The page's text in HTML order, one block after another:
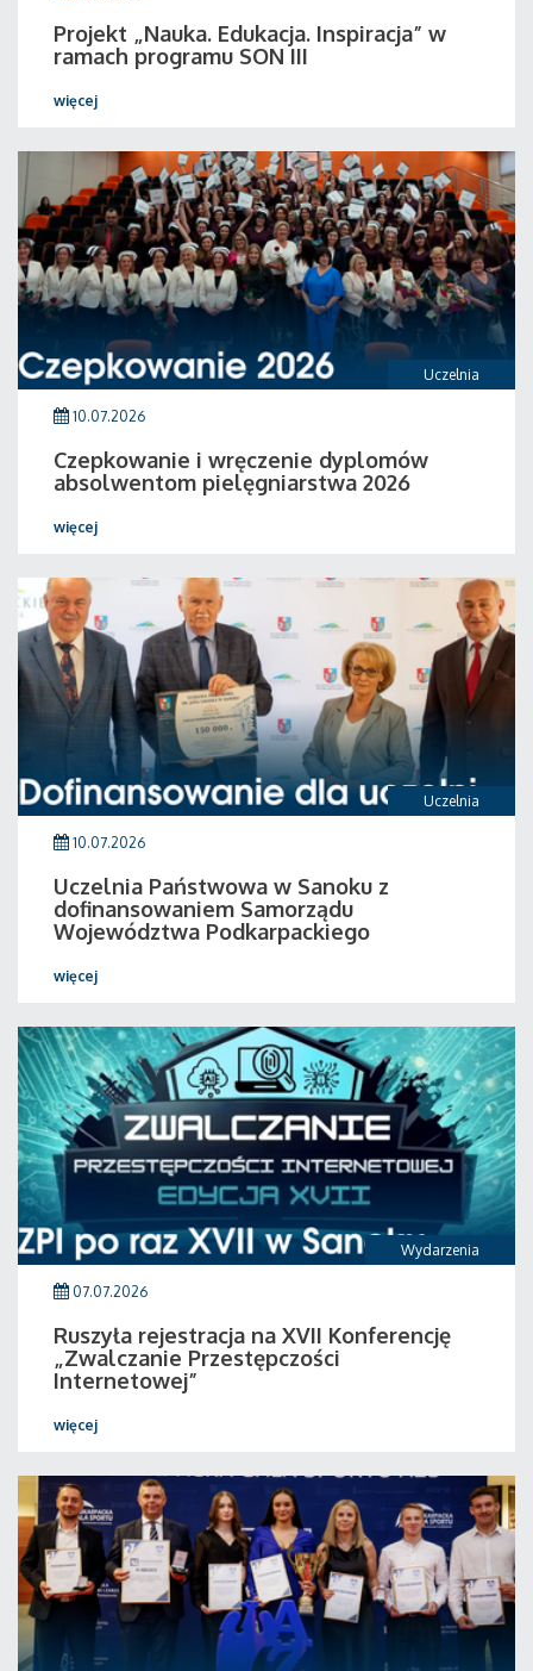
Projekt „Nauka. Edukacja. Inspiracja” w
ramach programu SON III
więcej
Uczelnia
10.07.2026
Czepkowanie i wręczenie dyplomów
absolwentom pielęgniarstwa 2026
więcej
Uczelnia
10.07.2026
Uczelnia Państwowa w Sanoku z
dofinansowaniem Samorządu
Województwa Podkarpackiego
więcej
Wydarzenia
07.07.2026
Ruszyła rejestracja na XVII Konferencję
„Zwalczanie Przestępczości
Internetowej”
więcej